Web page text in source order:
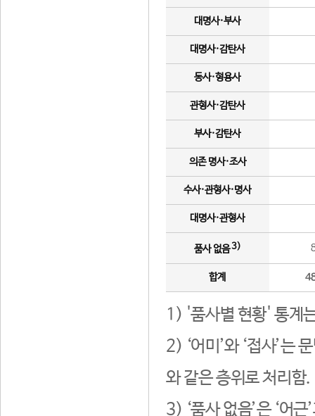
대명사·부사
대명사·감탄사
동사·형용사
관형사·감탄사
부사·감탄사
의존 명사·조사
수사·관형사·명사
대명사·관형사
품사 없음3)
합계
1) '품사별 현황' 통계
2) ‘어미’와 ‘접사’는
와 같은 층위로 처리함.
3) ‘품사 없음’은 ‘어